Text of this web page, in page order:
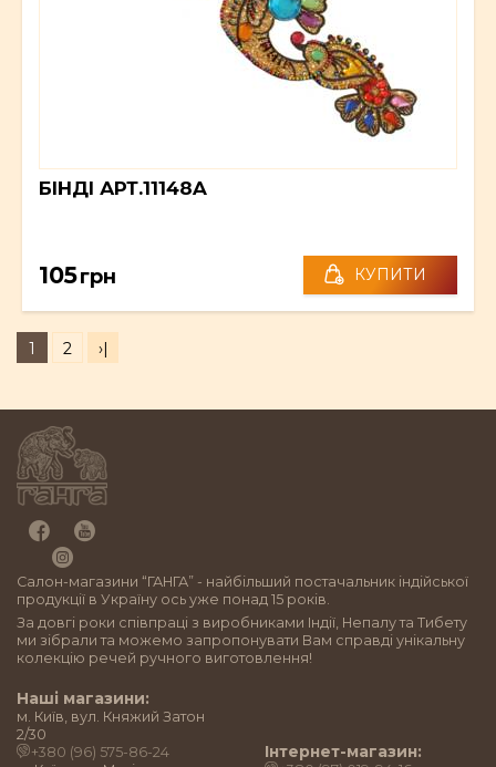
БІНДІ АРТ.11148A
105грн КУПИТИ
1 2 ›|
Салон-магазини “ГАНГА” - найбільший постачальник індійської
продукції в Україну ось уже понад 15 років.
За довгі роки співпраці з виробниками Індії, Непалу та Тибету
ми зібрали та можемо запропонувати Вам справді унікальну
колекцію речей ручного виготовлення!
Наші магазини:
м. Київ, вул. Княжий Затон
2/30
+380 (96) 575-86-24
Інтернет-магазин: